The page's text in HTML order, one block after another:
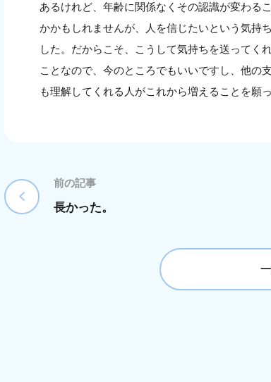
あるけれど、年齢に関係なくその認識が変わる
かかもしれませんが、人を信じたいという気持
した。だからこそ、こうして気持ちを送ってく
ことなので、今のところでもいいですし、他の
も理解してくれる人がこれから増えることを願っ
前の記事
長かった。